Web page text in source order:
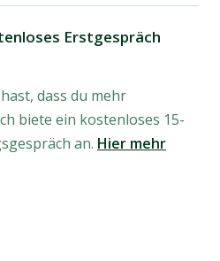
Erstgespräch
dass du mehr
biete ein kostenloses 15-
an. Hier mehr